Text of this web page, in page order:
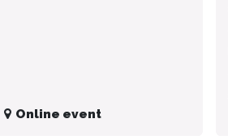
Online event